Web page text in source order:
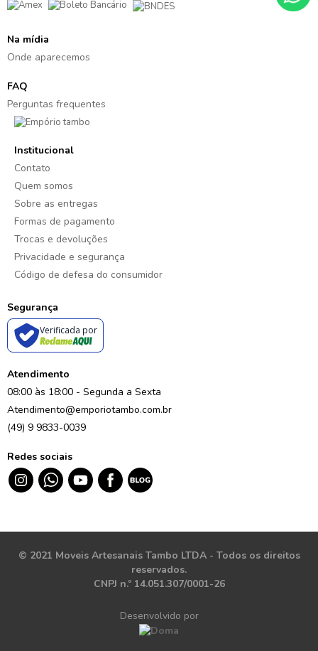
Na mídia
Onde aparecemos
FAQ
Perguntas frequentes
Institucional
Contato
Quem somos
Sobre as entregas
Formas de pagamento
Trocas e devoluções
Privacidade e segurança
Código de defesa do consumidor
Segurança
Verificada por
Atendimento
08:00 às 18:00 - Segunda a Sexta
Atendimento@emporiotambo.com.br
(49) 9 9833-0039
Redes sociais
© 2021 Moveis Artesanais Tambo LTDA - Todos os direitos
reservados.
CNPJ n.º 14.051.307/0001-26
Desenvolvido por